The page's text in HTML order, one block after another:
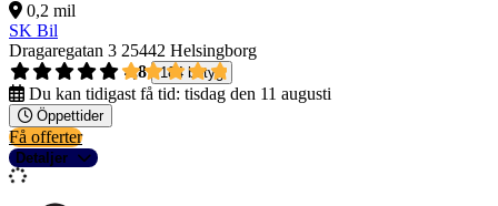
0,2 mil
SK Bil
Dragaregatan 3 25442 Helsingborg
4,8
184 betyg
Du kan tidigast få tid: tisdag den 11 augusti
Öppettider
Få offerter
Detaljer